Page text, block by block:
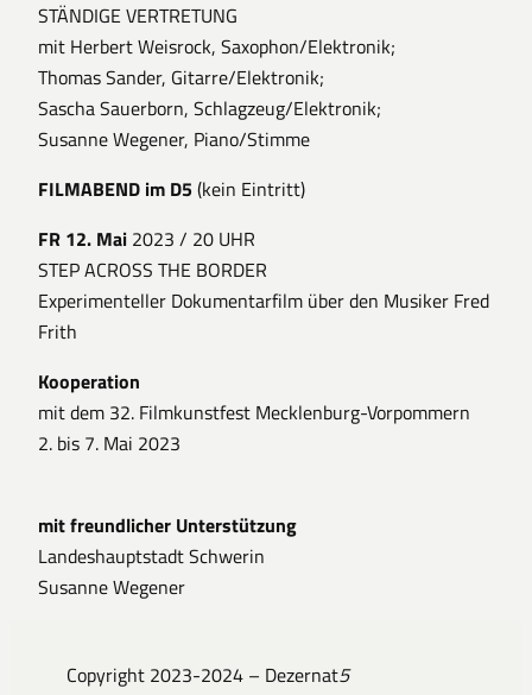
STÄNDIGE VERTRETUNG
mit Herbert Weisrock, Saxophon/Elektronik;
Thomas Sander, Gitarre/Elektronik;
Sascha Sauerborn, Schlagzeug/Elektronik;
Susanne Wegener, Piano/Stimme
FILMABEND im D5(kein Eintritt)
FR 12. Mai 2023 / 20 UHR
STEP ACROSS THE BORDER
Experimenteller Dokumentarfilm über den Musiker Fred
Frith
Kooperation
mit dem 32. Filmkunstfest Mecklenburg-Vorpommern
2. bis 7. Mai 2023
mit freundlicher Unterstützung
Landeshauptstadt Schwerin
Susanne Wegener
Copyright 2023-2024 – Dezernat5